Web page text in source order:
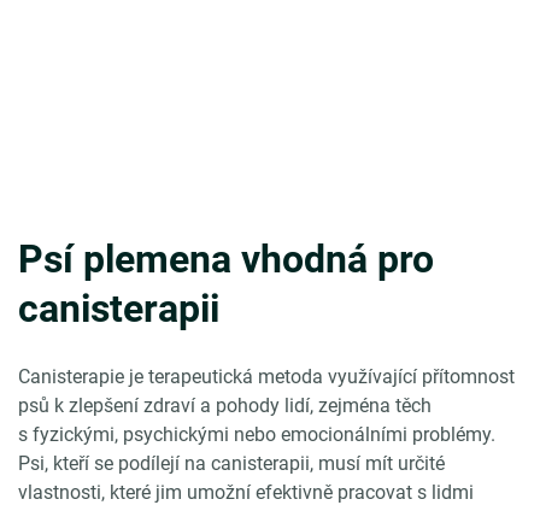
Psí plemena vhodná pro
canisterapii
Canisterapie je terapeutická metoda využívající přítomnost
psů k zlepšení zdraví a pohody lidí, zejména těch
s fyzickými, psychickými nebo emocionálními problémy.
Psi, kteří se podílejí na canisterapii, musí mít určité
vlastnosti, které jim umožní efektivně pracovat s lidmi